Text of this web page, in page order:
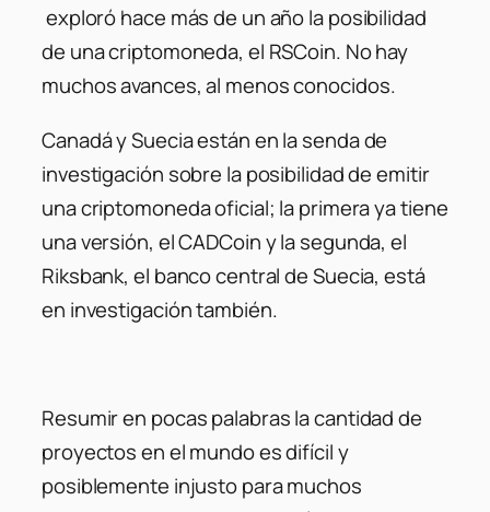
exploró hace más de un año la posibilidad
de una criptomoneda, el RSCoin. No hay
muchos avances, al menos conocidos.
Canadá y Suecia están en la senda de
investigación sobre la posibilidad de emitir
una criptomoneda oficial; la primera ya tiene
una versión, el CADCoin y la segunda, el
Riksbank, el banco central de Suecia, está
en investigación también.
Resumir en pocas palabras la cantidad de
proyectos en el mundo es difícil y
posiblemente injusto para muchos